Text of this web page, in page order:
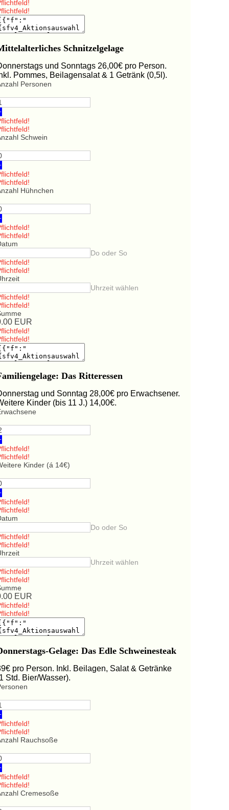
Schnitzelgelage
und Sonntags 26,00€ pro Person.
Pommes, Beilagensalat & 1 Getränk (0,5l).
Personen
Schwein
Hühnchen
Do oder So
Uhrzeit wählen
EUR
Das Ritteressen
und Sonntag 28,00€ pro Erwachsener.
Kinder (bis 11 J.) 14,00€.
Kinder (á 14€)
Do oder So
Uhrzeit wählen
EUR
Gelage: Das Edle Schweinesteak
pro Person. Inkl. Beilagen, Salat & Getränke
Std. Bier/Wasser).
Rauchsoße
Cremesoße